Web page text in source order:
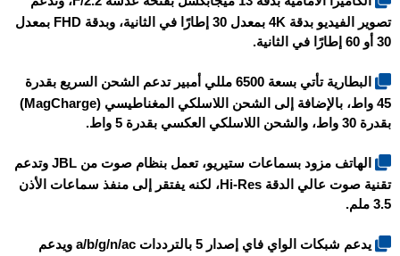
تصوير الفيديو بدقة 4K بمعدل 30 إطارًا في الثانية، وبدقة FHD بمعدل
30 أو 60 إطارًا في الثانية.
البطارية تأتي بسعة 6500 مللي أمبير تدعم الشحن السريع بقدرة
45 واط، بالإضافة إلى الشحن اللاسلكي المغناطيسي (MagCharge)
بقدرة 30 واط، والشحن اللاسلكي العكسي بقدرة 5 واط.
الهاتف مزود بسماعات ستيريو، تعمل بنظام صوت من JBL وتدعم
تقنية صوت عالي الدقة Hi-Res، لكنه يفتقر إلى منفذ سماعات الأذن
3.5 ملم.
يدعم شبكات الواي فاي إصدار 5 بالترددات a/b/g/n/ac ويدعم